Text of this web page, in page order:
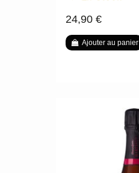
24,90 €
Ajouter au panier